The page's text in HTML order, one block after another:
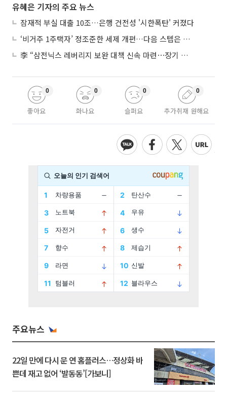
유혜은 기자의 주요 뉴스
잠재적 부실 대출 10조…은행 건전성 '시한폭탄' 커졌다
‘비거주 1주택자’ 정조준한 세제 개편…다음 스텝은 금융 대책
李 “삼전닉스 레버리지 보완 대책 신속 마련⋯장기 채무 과감히 탕감”
좋아요
0
화나요
0
슬퍼요
0
추가취재 원해요
0
주요뉴스
22일 만에 다시 문 연 홈플러스…정상화 바
쁜데 재고 없어 ‘발동동’[가보니]